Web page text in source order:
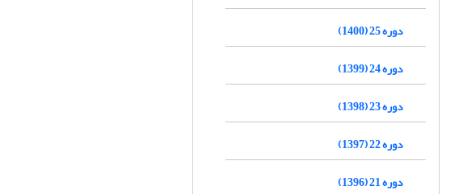
دوره 25 (1400)
دوره 24 (1399)
دوره 23 (1398)
دوره 22 (1397)
دوره 21 (1396)